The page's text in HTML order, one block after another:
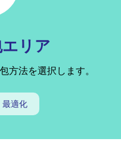
リア
方法を選択します。
最適化